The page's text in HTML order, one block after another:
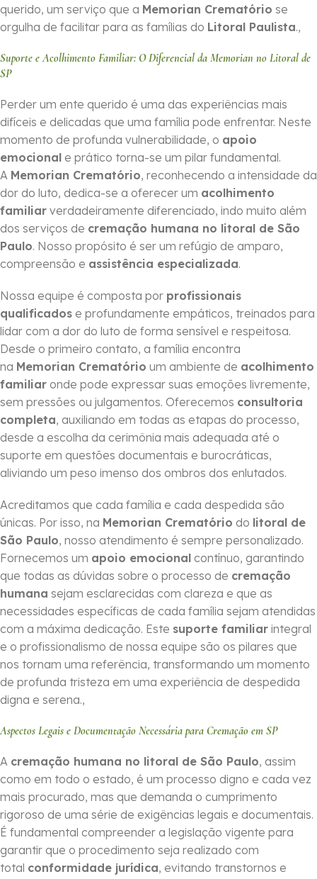
querido, um serviço que a Memorian Crematório se
orgulha de facilitar para as famílias do Litoral Paulista.,
Suporte e Acolhimento Familiar: O Diferencial da Memorian no Litoral de
SP
Perder um ente querido é uma das experiências mais
difíceis e delicadas que uma família pode enfrentar. Neste
momento de profunda vulnerabilidade, o apoio
emocional e prático torna-se um pilar fundamental.
A Memorian Crematório, reconhecendo a intensidade da
dor do luto, dedica-se a oferecer um acolhimento
familiar verdadeiramente diferenciado, indo muito além
dos serviços de cremação humana no litoral de São
Paulo. Nosso propósito é ser um refúgio de amparo,
compreensão e assistência especializada.
Nossa equipe é composta por profissionais
qualificados e profundamente empáticos, treinados para
lidar com a dor do luto de forma sensível e respeitosa.
Desde o primeiro contato, a família encontra
na Memorian Crematório um ambiente de acolhimento
familiar onde pode expressar suas emoções livremente,
sem pressões ou julgamentos. Oferecemos consultoria
completa, auxiliando em todas as etapas do processo,
desde a escolha da cerimônia mais adequada até o
suporte em questões documentais e burocráticas,
aliviando um peso imenso dos ombros dos enlutados.
Acreditamos que cada família e cada despedida são
únicas. Por isso, na Memorian Crematório do litoral de
São Paulo, nosso atendimento é sempre personalizado.
Fornecemos um apoio emocional contínuo, garantindo
que todas as dúvidas sobre o processo de cremação
humana sejam esclarecidas com clareza e que as
necessidades específicas de cada família sejam atendidas
com a máxima dedicação. Este suporte familiar integral
e o profissionalismo de nossa equipe são os pilares que
nos tornam uma referência, transformando um momento
de profunda tristeza em uma experiência de despedida
digna e serena.,
Aspectos Legais e Documentação Necessária para Cremação em SP
A cremação humana no litoral de São Paulo, assim
como em todo o estado, é um processo digno e cada vez
mais procurado, mas que demanda o cumprimento
rigoroso de uma série de exigências legais e documentais.
É fundamental compreender a legislação vigente para
garantir que o procedimento seja realizado com
total conformidade jurídica, evitando transtornos e